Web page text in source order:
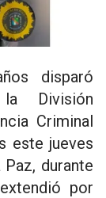
División
Criminal
este jueves
durante
por